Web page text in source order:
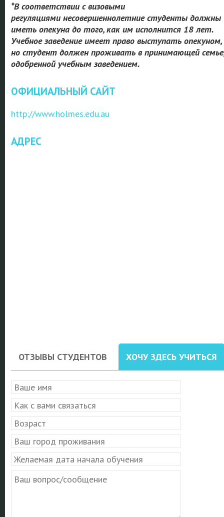
*В соответствии с визовыми
регуляцияминесовершеннолетние студенты должны
иметь опекуна до того, как им исполнится 18 лет.
Учебное заведение имеет право выступать опекуном,
но студент должен проживать в принимающей семье,
одобренной учебным заведением.
ОФИЦИАЛЬНЫЙ САЙТ
http://www.holmes.edu.au
АДРЕС
ОТЗЫВЫ СТУДЕНТОВ ХОЧУ ЗДЕСЬ УЧИТЬСЯ